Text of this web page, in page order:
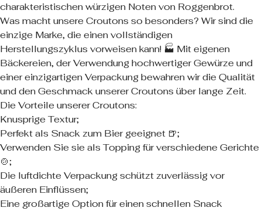
charakteristischen würzigen Noten von Roggenbrot.
Was macht unsere Croutons so besonders? Wir sind die
einzige Marke, die einen vollständigen
Herstellungszyklus vorweisen kann! 🏭 Mit eigenen
Bäckereien, der Verwendung hochwertiger Gewürze und
einer einzigartigen Verpackung bewahren wir die Qualität
und den Geschmack unserer Croutons über lange Zeit.
Die Vorteile unserer Croutons:
Knusprige Textur;
Perfekt als Snack zum Bier geeignet 🍺;
Verwenden Sie sie als Topping für verschiedene Gerichte
🍲;
Die luftdichte Verpackung schützt zuverlässig vor
äußeren Einflüssen;
Eine großartige Option für einen schnellen Snack